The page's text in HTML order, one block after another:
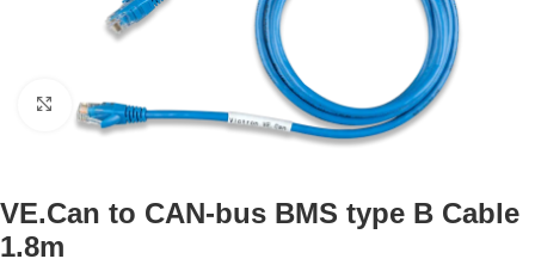
Büyütmek için tıklayın
VE.Can to CAN-bus BMS type B Cable
1.8m